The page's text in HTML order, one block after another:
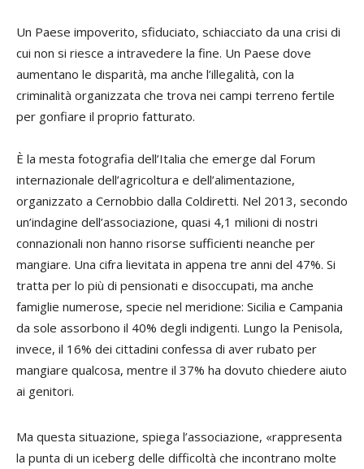
Un Paese impoverito, sfiduciato, schiacciato da una crisi di
cui non si riesce a intravedere la fine. Un Paese dove
aumentano le disparità, ma anche l’illegalità, con la
criminalità organizzata che trova nei campi terreno fertile
per gonfiare il proprio fatturato.
È la mesta fotografia dell’Italia che emerge dal Forum
internazionale dell’agricoltura e dell’alimentazione,
organizzato a Cernobbio dalla Coldiretti. Nel 2013, secondo
un’indagine dell’associazione, quasi 4,1 milioni di nostri
connazionali non hanno risorse sufficienti neanche per
mangiare. Una cifra lievitata in appena tre anni del 47%. Si
tratta per lo più di pensionati e disoccupati, ma anche
famiglie numerose, specie nel meridione: Sicilia e Campania
da sole assorbono il 40% degli indigenti. Lungo la Penisola,
invece, il 16% dei cittadini confessa di aver rubato per
mangiare qualcosa, mentre il 37% ha dovuto chiedere aiuto
ai genitori.
Ma questa situazione, spiega l’associazione, «rappresenta
la punta di un iceberg delle difficoltà che incontrano molte